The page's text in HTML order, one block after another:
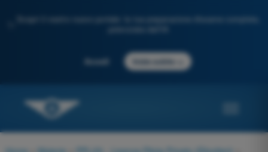
Scopri il nostro nuovo portale: la tua preparazione d'esame completa,
Accedi Inizia subito